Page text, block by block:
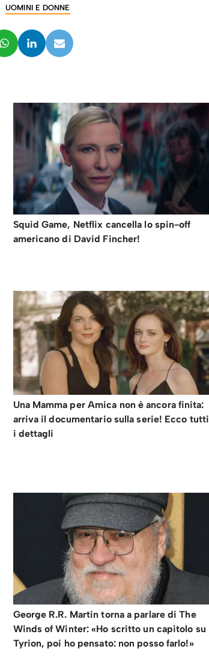
UOMINI E DONNE
Squid Game, Netflix cancella lo spin-off
americano di David Fincher!
Una Mamma per Amica non è ancora finita:
arriva il documentario sulla serie! Ecco tutti
i dettagli
George R.R. Martin torna a parlare di The
Winds of Winter: «Ho scritto un capitolo su
Tyrion, poi ho pensato: non posso farlo!»